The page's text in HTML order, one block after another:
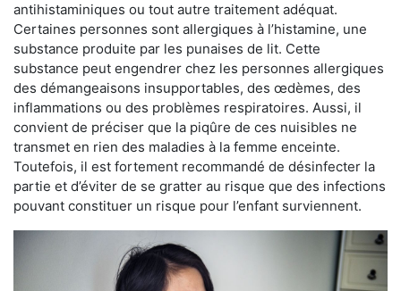
antihistaminiques ou tout autre traitement adéquat.
Certaines personnes sont allergiques à l’histamine, une
substance produite par les punaises de lit. Cette
substance peut engendrer chez les personnes allergiques
des démangeaisons insupportables, des œdèmes, des
inflammations ou des problèmes respiratoires. Aussi, il
convient de préciser que la piqûre de ces nuisibles ne
transmet en rien des maladies à la femme enceinte.
Toutefois, il est fortement recommandé de désinfecter la
partie et d’éviter de se gratter au risque que des infections
pouvant constituer un risque pour l’enfant surviennent.